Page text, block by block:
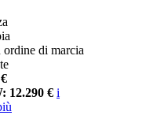
ordine di marcia
12.290 € i